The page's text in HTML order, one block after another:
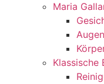
Maria
Klassische